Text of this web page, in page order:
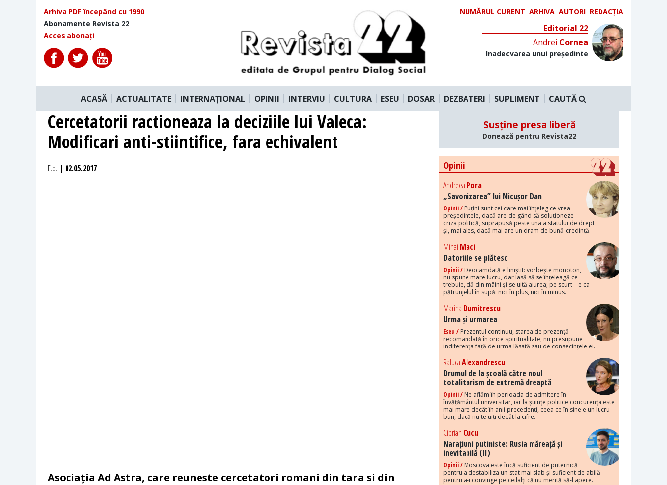
Arhiva PDF începând cu 1990
Abonamente Revista 22
Acces abonați
NUMĂRUL CURENT ARHIVA AUTORI REDACȚIA
Editorial 22
Andrei Cornea
Inadecvarea unui președinte
ACASĂ ACTUALITATE INTERNAȚIONAL OPINII INTERVIU CULTURA ESEU DOSAR DEZBATERI SUPLIMENT CAUTĂ
Cercetatorii ractioneaza la deciziile lui Valeca:
Modificari anti-stiintifice, fara echivalent
E.b. | 02.05.2017
Asociația Ad Astra, care reuneste cercetatori romani din tara si din
Susține presa liberă
Donează pentru Revista22
Opinii
Andreea Pora
„Savonizarea” lui Nicușor Dan
Opinii / Puțini sunt cei care mai înțeleg ce vrea
președintele, dacă are de gând să soluționeze
criza politică, suprapusă peste una a statului de drept
și, mai ales, dacă mai are un dram de bună-credință.
Mihai Maci
Datoriile se plătesc
Opinii / Deocamdată e liniștit: vorbește monoton,
nu spune mare lucru, dar lasă să se înțeleagă ce
trebuie, dă din mâini și se uită aiurea; pe scurt – e ca
pătrunjelul în supă: nici în plus, nici în minus.
Marina Dumitrescu
Urma și urmarea
Eseu / Prezentul continuu, starea de prezență
recomandată în orice spiritualitate, nu presupune
indiferența față de urma lăsată sau de consecințele ei.
RalucaAlexandrescu
Drumul de la școală către noul
totalitarism de extremă dreaptă
Opinii / Ne aflăm în perioada de admitere în
învățământul universitar, iar la științe politice concurența este
mai mare decât în anii precedenți, ceea ce în sine e un lucru
bun, dacă nu te uiți decât la cifre.
Ciprian Cucu
Narațiuni putiniste: Rusia măreață și
inevitabilă (II)
Opinii / Moscova este încă suficient de puternică
pentru a destabiliza un stat mai slab și suficient de abilă
pentru a-i convinge pe ceilalți că nu merită să-l apere.